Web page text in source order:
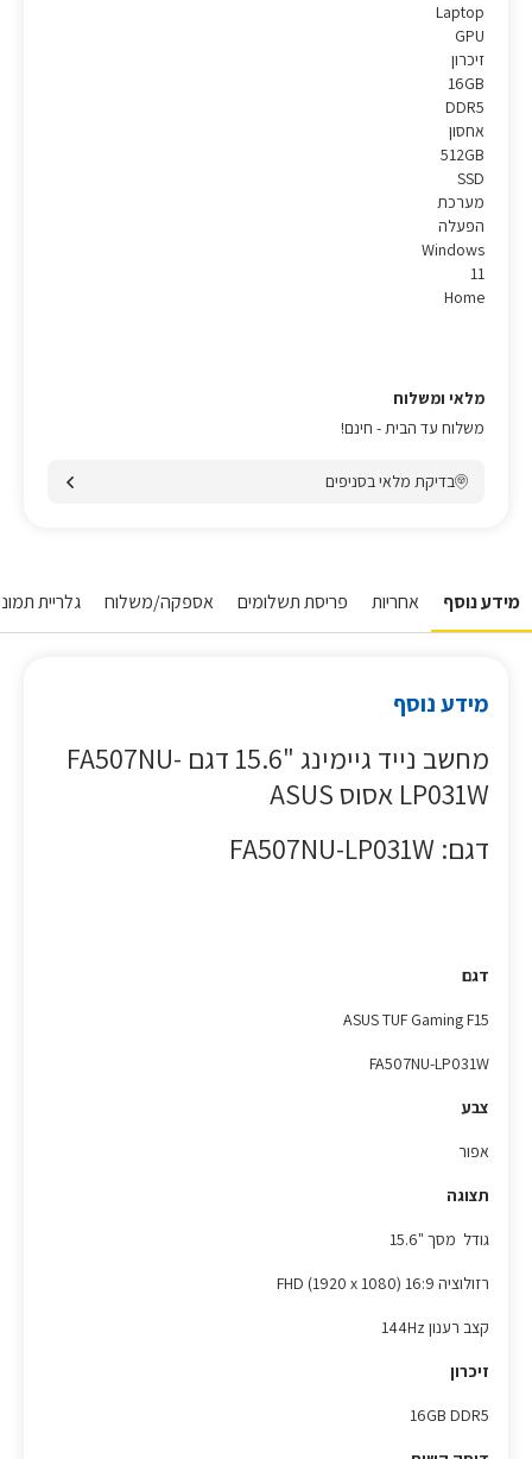
Laptop
GPU
זיכרון
16GB
DDR5
אחסון
512GB
SSD
מערכת
הפעלה
Windows
11
Home
מלאי ומשלוח
משלוח עד הבית - חינם!
בדיקת מלאי בסניפים
מידע נוסף אחריות פריסת תשלומים אספקה/משלוח גלריית
מידע נוסף
מחשב נייד גיימינג "15.6 דגם FA507NU-
LP031W אסוס ASUS
דגם: FA507NU-LP031W
דגם
ASUS TUF Gaming F15
FA507NU-LP031W
צבע
אפור
תצוגה
גודל מסך "15.6
רזולוציה FHD (1920 x 1080) 16:9
קצב רענון 144Hz
זיכרון
16GB DDR5